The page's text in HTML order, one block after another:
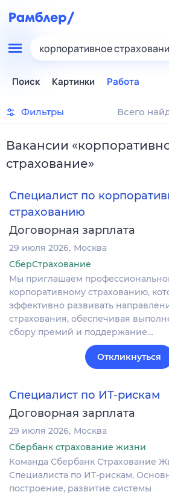
корпоративное
Поиск Картинки Работа
Фильтры Всего
Вакансии «
страхование»
Специалист по
страхованию
Договорная зарплата
29 июля 2026 Москва
СберСтрахование
Мы приглашаем
корпоративному страхованию,
эффективно развивать
страхования, обеспечивая
сбору премий и поддержание…
Откликнуться
Специалист по ИТ-рискам
Договорная зарплата
29 июля 2026 Москва
Сбербанк страхование жизни
Команда Сбербанк Страхование
Специалиста по ИТ-рискам.
построение, развитие системы